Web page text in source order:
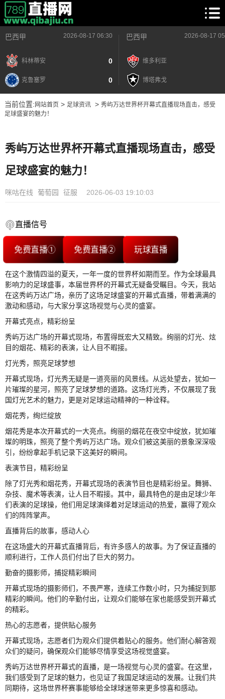
巴西甲 2026-08-17 06:30
科林蒂安 0
克鲁塞罗 0
巴西甲 2026-08-17
维多利亚
博塔弗戈
当前位置: 网站首页> 足球资讯> 秀屿万达世界杯开幕式直播现场直击，感受
足球盛宴的魅力！
秀屿万达世界杯开幕式直播现场直击，感受
足球盛宴的魅力！
咪咕在线 葡萄园 征服 2026-06-03 19:10:03
直播信号
免费直播① 免费直播② 玩球直播
在这个激情四溢的夏天，一年一度的世界杯如期而至。作为全球最具
影响力的足球盛事，本届世界杯的开幕式无疑备受瞩目。今天，我站
在这秀屿万达广场，亲历了这场足球盛宴的开幕式直播，带着满满的
激动和感动，与大家分享这场视觉与心灵的盛宴。
开幕式亮点，精彩纷呈
秀屿万达广场的开幕式现场，布置得既宏大又精致。绚丽的灯光、炫
目的烟花、精彩的表演，让人目不暇接。
灯光秀，照亮足球梦想
开幕式现场，灯光秀无疑是一道亮丽的风景线。从远处望去，犹如一
片璀璨的星河，照亮了足球梦想的道路。这场灯光秀，不仅展现了我
国灯光艺术的魅力，更是对足球运动精神的一种诠释。
烟花秀，绚烂绽放
烟花秀是本次开幕式的一大亮点。绚丽的烟花在夜空中绽放，犹如璀
璨的明珠，照亮了整个秀屿万达广场。观众们被这美丽的景象深深吸
引，纷纷拿起手机记录下这美好的瞬间。
表演节目，精彩纷呈
除了灯光秀和烟花秀，开幕式现场的表演节目也是精彩纷呈。舞狮、
杂技、魔术等表演，让人目不暇接。其中，最具特色的是由足球少年
们表演的足球操，他们用足球演绎着对足球运动的热爱，赢得了观众
们的阵阵掌声。
直播背后的故事，感动人心
在这场盛大的开幕式直播背后，有许多感人的故事。为了保证直播的
顺利进行，工作人员们付出了巨大的努力。
勤奋的摄影师，捕捉精彩瞬间
开幕式现场的摄影师们，不畏严寒，连续工作数小时，只为捕捉到那
精彩的瞬间。他们的辛勤付出，让观众们能够在家也能感受到开幕式
的精彩。
热心的志愿者，提供贴心服务
开幕式现场，志愿者们为观众们提供着贴心的服务。他们耐心解答观
众们的疑问，确保观众们能够尽情享受这场视觉盛宴。
秀屿万达世界杯开幕式的直播，是一场视觉与心灵的盛宴。在这里，
我们感受到了足球的魅力，也见证了我国足球运动的发展。让我们共
同期待，这场世界杯赛事能够给全球球迷带来更多惊喜和感动。